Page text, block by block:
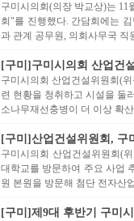
구미시의회(의장 박교상)는
회"를 진행했다. 간담회에는
과 관계 공무원, 의회사무국 직
[구미]구미시의회 산업건
구미시의회 산업건설위원회(
련 현황을 청취하고 시설을 둘
소나무재선충병이 더 이상 확
[구미]산업건설위원회, 구
구미시의회 산업건설위원회(
대학교를 방문하여 주요 사업
원 본원을 방문해 첨단 전자산
[구미]제9대 후반기 구미